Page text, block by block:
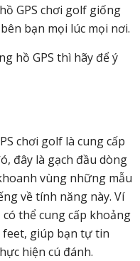
GPS chơi golf giống
bạn mọi lúc mọi nơi.
hồ GPS thì hãy để ý
chơi golf là cung cấp
đây là gạch đầu dòng
vùng những mẫu
về tính năng này. Ví
có thể cung cấp khoảng
feet, giúp bạn tự tin
hiện cú đánh.